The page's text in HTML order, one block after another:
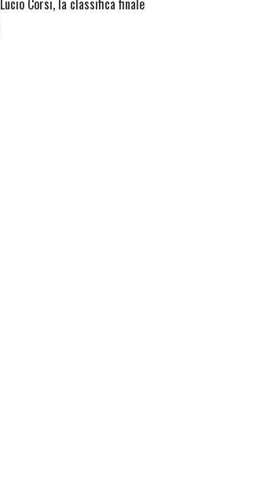
Lucio Corsi, la classifica finale